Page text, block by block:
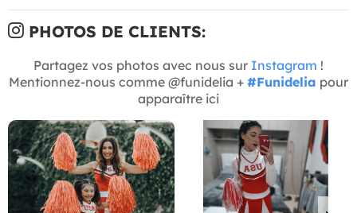
PHOTOS DE CLIENTS:
Partagez vos photos avec nous sur Instagram !
Mentionnez-nous comme @funidelia + #Funidelia pour
apparaître ici